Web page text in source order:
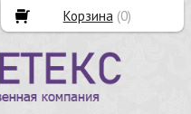
Корзина(0)